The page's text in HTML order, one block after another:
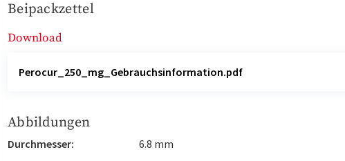
Beipackzettel
Download
Perocur_250_mg_Gebrauchsinformation.pdf
Abbildungen
Durchmesser:
6.8 mm